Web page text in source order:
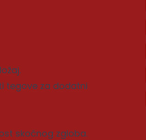
tegove za dodatni
skočnog zgloba.